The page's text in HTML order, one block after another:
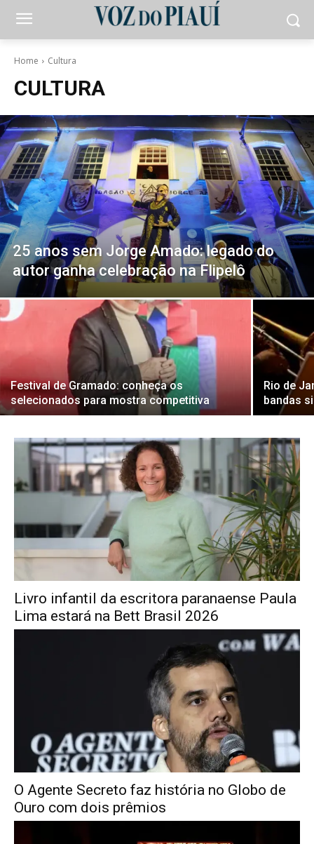
Home Cultura
CULTURA
25 anos sem Jorge Amado: legado do
autor ganha celebração na Flipelô
Festival de Gramado: conheça os
selecionados para mostra competitiva
Rio de
bandas
Livro infantil da escritora paranaense Paula
Lima estará na Bett Brasil 2026
O Agente Secreto faz história no Globo de
Ouro com dois prêmios